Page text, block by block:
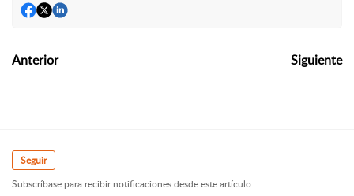
Anterior Siguiente
Seguir
Subscríbase para recibir notificaciones desde este artículo.